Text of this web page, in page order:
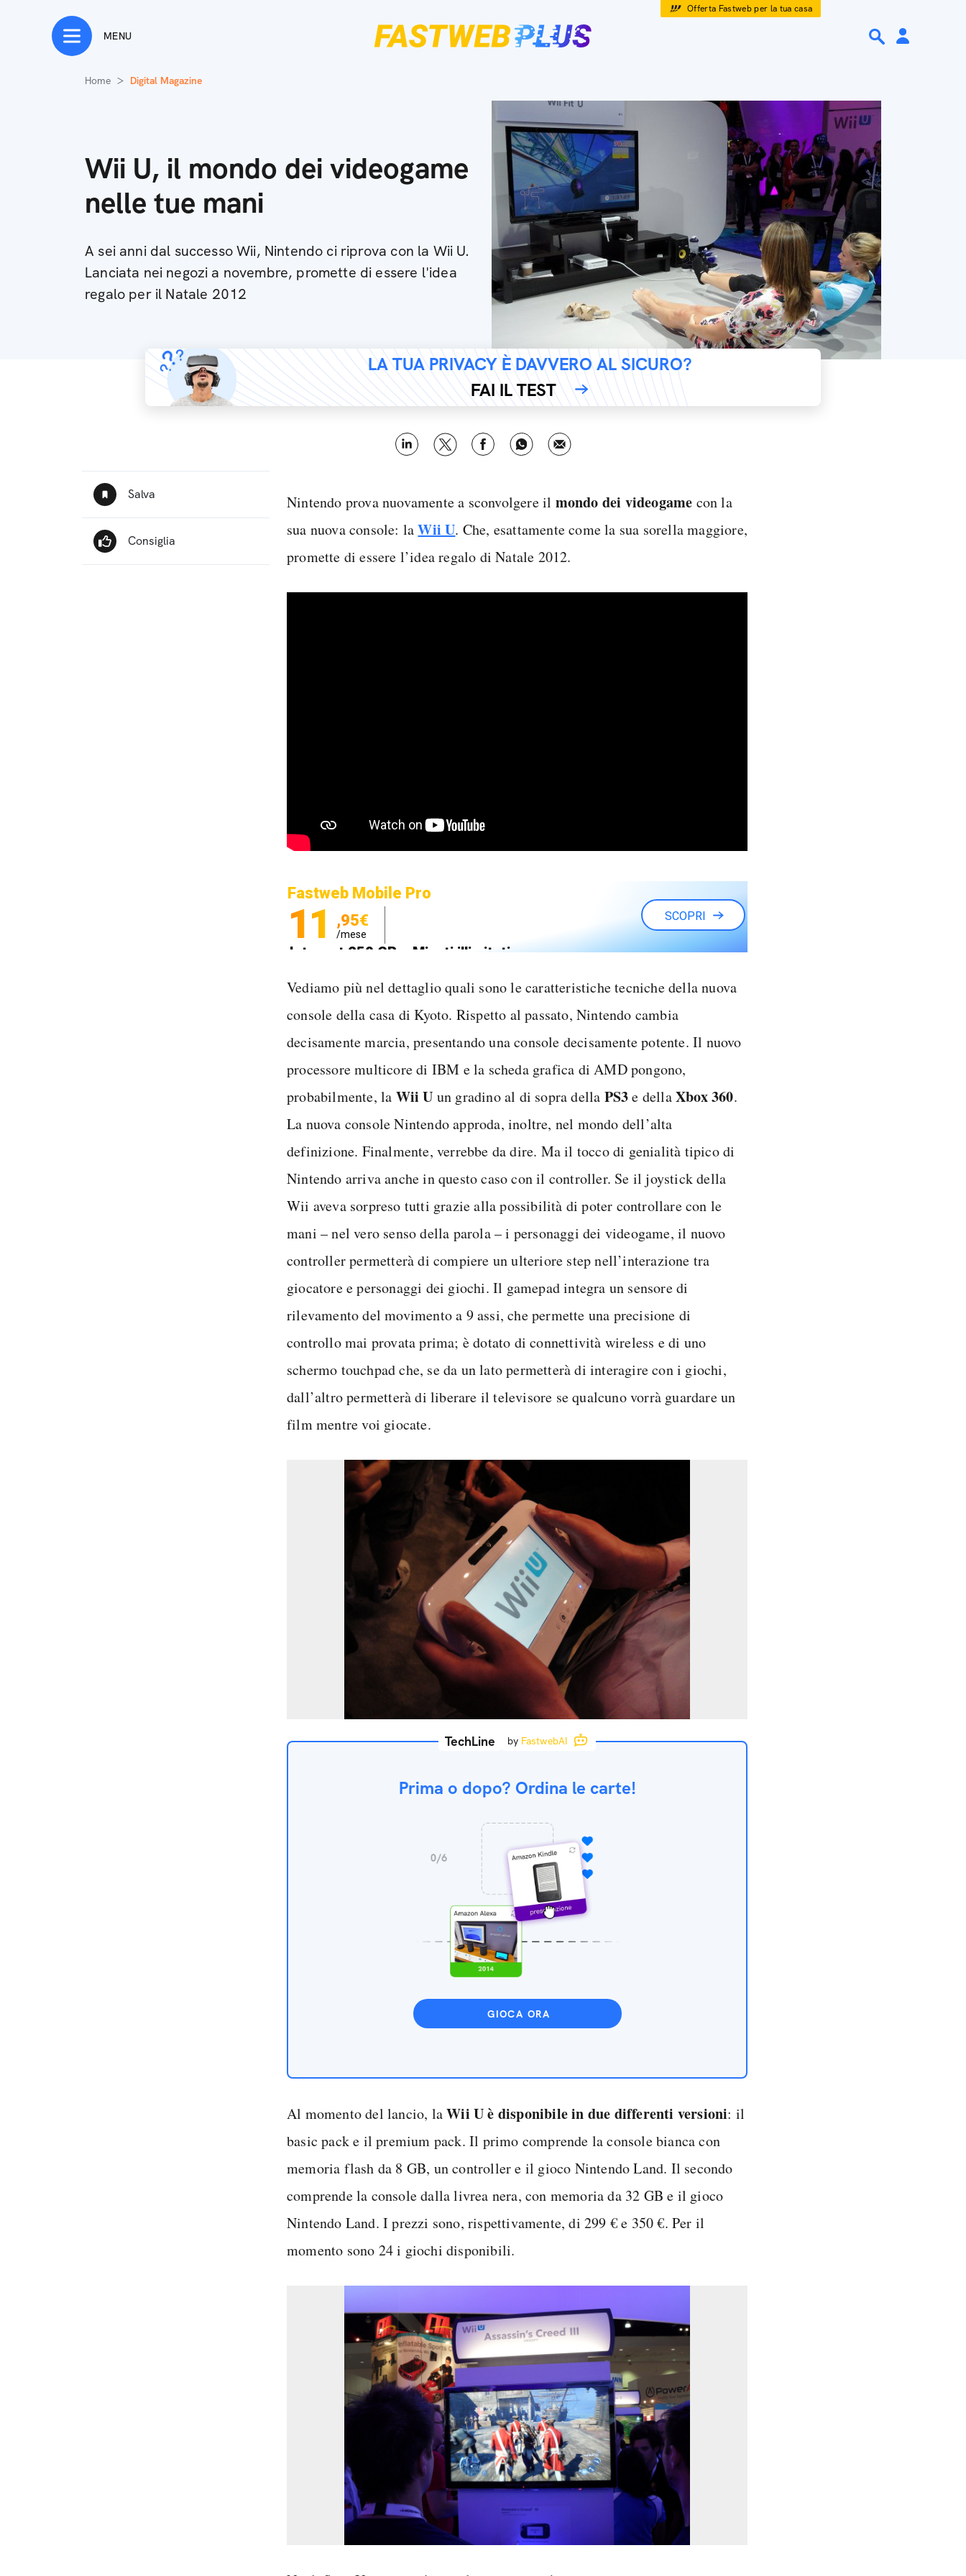
Offerta Fastweb per la tua casa
MENU
Home Digital Magazine
Wii U, il mondo dei videogame
nelle tue mani
A sei anni dal successo Wii, Nintendo ci riprova con la Wii U.
Lanciata nei negozi a novembre, promette di essere l'idea
regalo per il Natale 2012
LA TUA PRIVACY È DAVVERO AL SICURO?
FAI IL TEST
Nintendo prova nuovamente a sconvolgere il mondo dei videogame con la
sua nuova console: laWii U. Che, esattamente come la sua sorella maggiore,
promette di essere l’idea regalo di Natale 2012.
Fastweb Mobile Pro
11 ,95€
/mese
Internet 250 GB e Minuti illimitati
SCOPRI
Vediamo più nel dettaglio quali sono le caratteristiche tecniche della nuova
console della casa di Kyoto. Rispetto al passato, Nintendo cambia
decisamente marcia, presentando una console decisamente potente. Il nuovo
processore multicore di IBM e la scheda grafica di AMD pongono,
probabilmente, la Wii U un gradino al di sopra della PS3e dellaXbox 360.
La nuova console Nintendo approda, inoltre, nel mondo dell’alta
definizione. Finalmente, verrebbe da dire. Ma il tocco di genialità tipico di
Nintendo arriva anche in questo caso con il controller. Se il joystick della
Wii aveva sorpreso tutti grazie alla possibilità di poter controllare con le
mani – nel vero senso della parola – i personaggi dei videogame, il nuovo
controller permetterà di compiere un ulteriore step nell’interazione tra
giocatore e personaggi dei giochi. Il gamepad integra un sensore di
rilevamento del movimento a 9 assi, che permette una precisione di
controllo mai provata prima; è dotato di connettività wireless e di uno
schermo touchpad che, se da un lato permetterà di interagire con i giochi,
dall’altro permetterà di liberare il televisore se qualcuno vorrà guardare un
film mentre voi giocate.
TechLine by FastwebAI
Prima o dopo? Ordina le carte!
GIOCA ORA
Al momento del lancio, laWii U è disponibile in due differenti versioni: il
basic pack e il premium pack. Il primo comprende la console bianca con
memoria flash da 8 GB, un controller e il gioco Nintendo Land. Il secondo
comprende la console dalla livrea nera, con memoria da 32 GB e il gioco
Nintendo Land. I prezzi sono, rispettivamente, di 299 € e 350 €. Per il
momento sono 24 i giochi disponibili.